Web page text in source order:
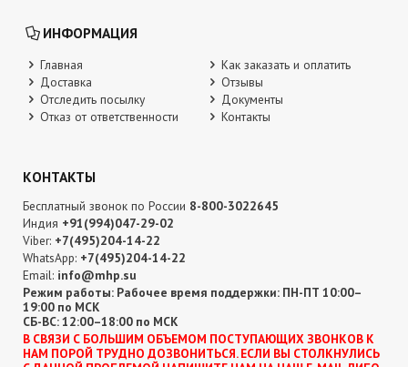
ИНФОРМАЦИЯ
Главная
Как заказать и оплатить
Доставка
Отзывы
Отследить посылку
Документы
Отказ от ответственности
Контакты
КОНТАКТЫ
Бесплатный звонок по России 8-800-3022645
Индия +91(994)047-29-02
Viber: +7(495)204-14-22
WhatsApp: +7(495)204-14-22
Email: info@mhp.su
Режим работы: Рабочее время поддержки: ПН-ПТ 10:00–
19:00 по МСК
СБ-ВС: 12:00–18:00 по МСК
В CВЯЗИ С БОЛЬШИМ ОБЪЕМОМ ПОСТУПАЮЩИХ ЗВОНКОВ К
НАМ ПОРОЙ ТРУДНО ДОЗВОНИТЬСЯ. ЕСЛИ ВЫ СТОЛКНУЛИСЬ